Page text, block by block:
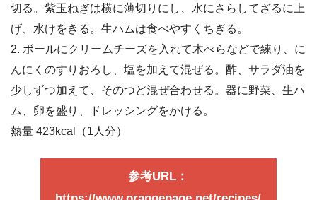
切る。紫玉ねぎは横に薄切りにし、水にさらしてざるに上
げ、水けをきる。生ハムは食べやすくちぎる。
2. ボールにクリームチーズを入れて木べらなどで練り、に
んにくのすりおろし、塩を加えて混ぜる。酢、サラダ油を
少しずつ加えて、そのつど混ぜ合わせる。器に野菜、生ハ
ム、卵を盛り、ドレッシングをかける。
熱量 423kcal（1人分）
参考URL：